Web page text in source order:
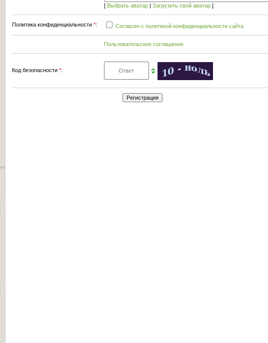
[ Выбрать аватар| Загрузить свой аватар]
Политика конфиденциальности *: Согласен с политикой конфиденциальности сайта
Пользовательское соглашение
Код безопасности *: